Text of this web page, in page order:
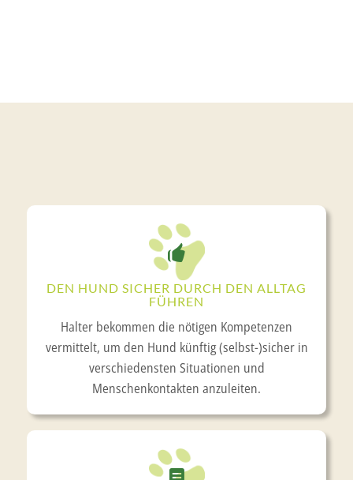
DEN HUND SICHER DURCH DEN ALLTAG
FÜHREN
Halter bekommen die nötigen Kompetenzen
vermittelt, um den Hund künftig (selbst-)sicher in
verschiedensten Situationen und
Menschenkontakten anzuleiten.